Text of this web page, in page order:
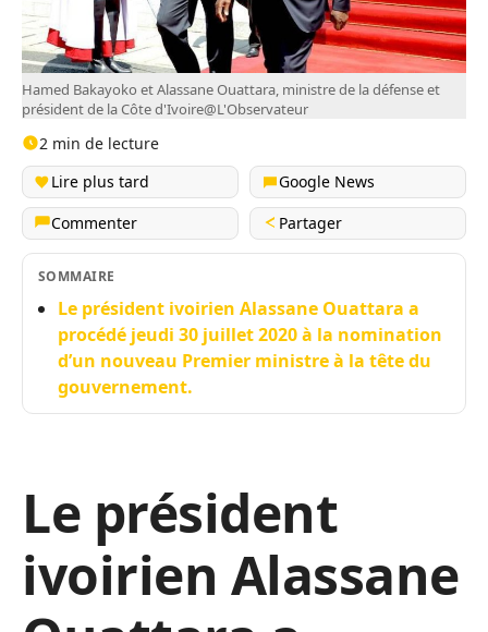
Hamed Bakayoko et Alassane Ouattara, ministre de la défense et
président de la Côte d'Ivoire@L'Observateur
2 min de lecture
Lire plus tard
Google News
Commenter
Partager
SOMMAIRE
Le président ivoirien Alassane Ouattara a
procédé jeudi 30 juillet 2020 à la nomination
d’un nouveau Premier ministre à la tête du
gouvernement.
Le président
ivoirien Alassane